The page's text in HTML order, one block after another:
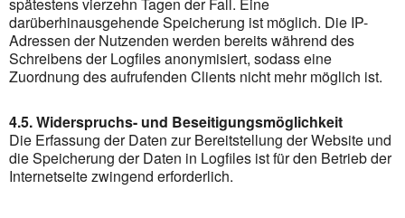
darüberhinausgehende Speicherung ist möglich. Die IP-
Adressen der Nutzenden werden bereits während des
Schreibens der Logfiles anonymisiert, sodass eine
Zuordnung des aufrufenden Clients nicht mehr möglich ist.
4.5. Widerspruchs- und Beseitigungsmöglichkeit
Die Erfassung der Daten zur Bereitstellung der Website und
die Speicherung der Daten in Logfiles ist für den Betrieb der
Internetseite zwingend erforderlich.